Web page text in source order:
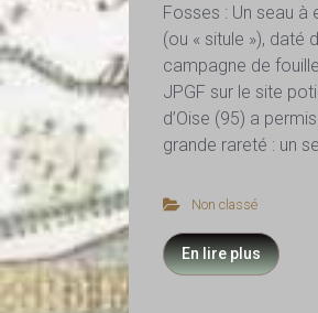
Fosses : Un seau à
(ou « situle »),
campagne de
JPGF sur le site
d’Oise (95) a
grande rareté : un
Non classé
En lire plus